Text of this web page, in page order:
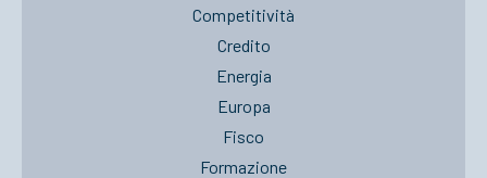
Competitività
Credito
Energia
Europa
Fisco
Formazione